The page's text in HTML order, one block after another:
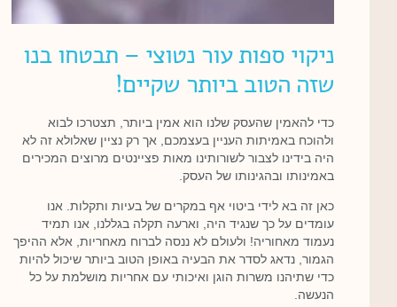
ניקוי ספות עור נטוצי – תבטחו בנו
שזה הטוב ביותר שקיים!
כדי להאמין שהעסק שלנו הוא אמין ביותר, תצטרכו לבוא
ולהוכח באמיתות העניין בעצמכם, אך רק נציין שאלולא זה לא
היה בידינו לצבור לשורותינו מאות פציינטים מרוצים המכירים
באמינותו ובהגינותו של העסק.
כאן זה בא לידי ביטוי אף במקרים של בעיות ותקלות. אנו
עומדים על כך שנגיד היה, וארעה תקלה בגללנו, אנו תמיד
נעמוד מאחוריה! ולעולם לא ננסה לברוח מאחריות, אלא ההיפך
הגמור, נדאג לסדר את הבעיה באופן הטוב ביותר שיכול להיות
כדי שתיהנו משרות הוגן ואיכותי עם אחריות מושלמת על כל
הנעשה.